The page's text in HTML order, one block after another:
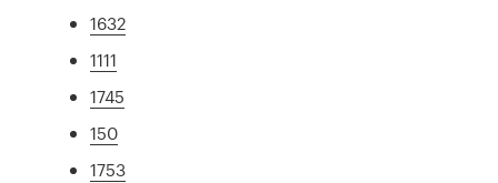
1632
1111
1745
150
1753